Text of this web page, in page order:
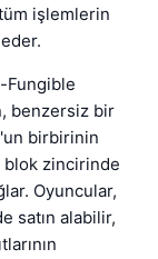
işlemlerin
Fungible
benzersiz bir
birbirinin
blok zincirinde
Oyuncular,
satın alabilir,